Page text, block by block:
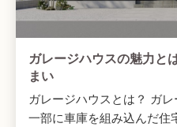
ガレージハウスの魅力と
まい
ガレージハウスとは？ ガ
一部に車庫を組み込んだ住